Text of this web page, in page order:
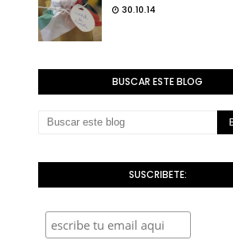
30.10.14
BUSCAR ESTE BLOG
SUSCRIBETE: